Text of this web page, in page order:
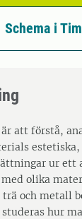
Schema i
att förstå,
ur ett
med olika
och metall
studeras hur